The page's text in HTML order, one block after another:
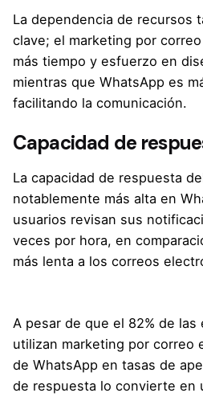
La dependencia de recursos
clave; el marketing por
más tiempo y esfuerzo en
mientras que WhatsApp es
facilitando la comunicación.
Capacidad de
La capacidad de respuesta
notablemente más alta en
usuarios revisan sus
veces por hora, en
más lenta a los correos
A pesar de que el 82% de las
utilizan marketing por correo
de WhatsApp en tasas de
de respuesta lo convierte en